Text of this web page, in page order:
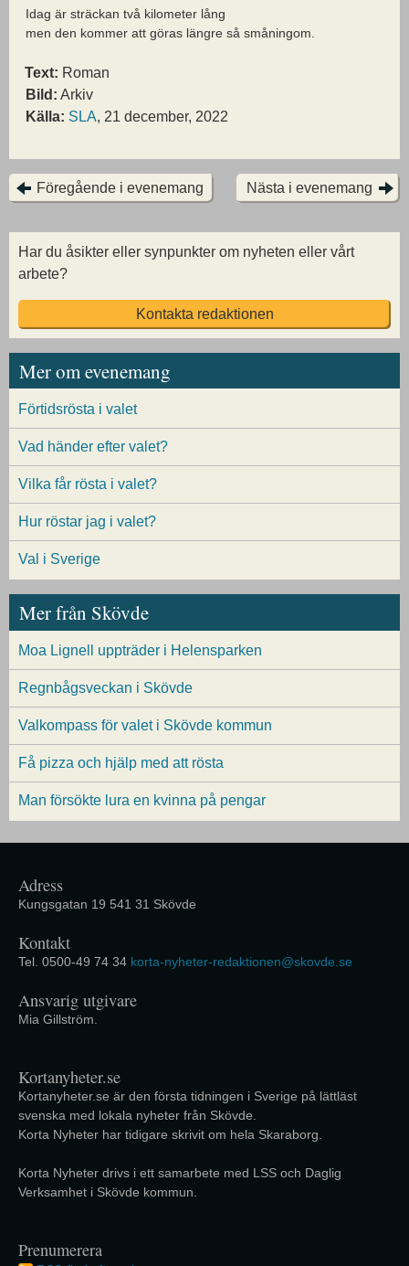
Idag är sträckan två kilometer lång
men den kommer att göras längre så småningom.
Text: Roman
Bild: Arkiv
Källa: SLA, 21 december, 2022
Föregående i evenemang Nästa i evenemang
Har du åsikter eller synpunkter om nyheten eller vårt
arbete?
Kontakta redaktionen
Mer om evenemang
Förtidsrösta i valet
Vad händer efter valet?
Vilka får rösta i valet?
Hur röstar jag i valet?
Val i Sverige
Mer från Skövde
Moa Lignell uppträder i Helensparken
Regnbågsveckan i Skövde
Valkompass för valet i Skövde kommun
Få pizza och hjälp med att rösta
Man försökte lura en kvinna på pengar
Adress
Kungsgatan 19 541 31 Skövde
Kontakt
Tel. 0500-49 74 34 korta-nyheter-redaktionen@skovde.se
Ansvarig utgivare
Mia Gillström.
Kortanyheter.se
Kortanyheter.se är den första tidningen i Sverige på lättläst
svenska med lokala nyheter från Skövde.
Korta Nyheter har tidigare skrivit om hela Skaraborg.
Korta Nyheter drivs i ett samarbete med LSS och Daglig
Verksamhet i Skövde kommun.
Prenumerera